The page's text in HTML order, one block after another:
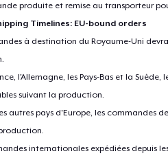
produite et remise au transporteur
Timelines: EU-bound orders
à destination du Royaume-Uni
l'Allemagne, les Pays-Bas et la
suivant la production.
autres pays d'Europe, les commandes
internationales expédiées depuis